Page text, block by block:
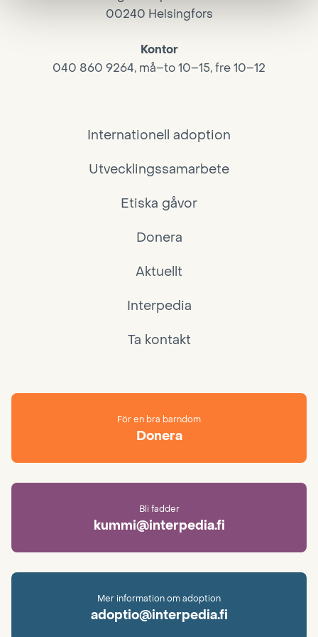
00240 Helsingfors
Kontor
040 860 9264, må–to 10–15, fre 10–12
Internationell adoption
Utvecklingssamarbete
Etiska gåvor
Donera
Aktuellt
Interpedia
Ta kontakt
För en bra barndom
Donera
Bli fadder
kummi@interpedia.fi
Mer information om adoption
adoptio@interpedia.fi